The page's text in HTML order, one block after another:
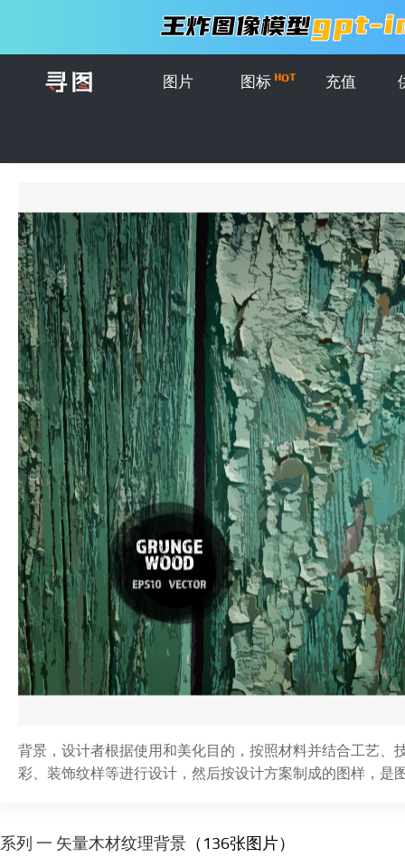
图片 图标 充值
背景，设计者根据使用和美化目的，按照材料并结合工艺
彩、装饰纹样等进行设计，然后按设计方案制成的图样，是
系列 一 矢量木材纹理背景 （136张图片）